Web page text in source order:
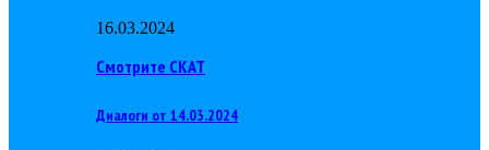
16.03.2024
Смотрите СКАТ
Диалоги от 14.03.2024